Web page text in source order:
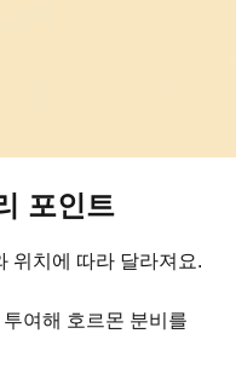
포인트
위치에 따라 달라져요.
여해 호르몬 분비를